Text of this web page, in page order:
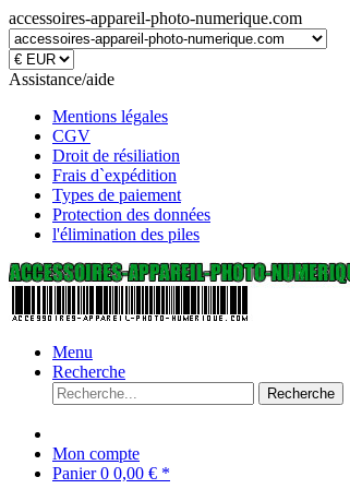
accessoires-appareil-photo-numerique.com
Assistance/aide
Mentions légales
CGV
Droit de résiliation
Frais d`expédition
Types de paiement
Protection des données
l'élimination des piles
Menu
Recherche
Recherche
Mon compte
Panier0 0,00 € *